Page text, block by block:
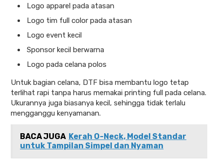
Logo apparel pada atasan
Logo tim full color pada atasan
Logo event kecil
Sponsor kecil berwarna
Logo pada celana polos
Untuk bagian celana, DTF bisa membantu logo tetap
terlihat rapi tanpa harus memakai printing full pada celana.
Ukurannya juga biasanya kecil, sehingga tidak terlalu
mengganggu kenyamanan.
BACA JUGA Kerah O-Neck, Model Standar
untuk Tampilan Simpel dan Nyaman